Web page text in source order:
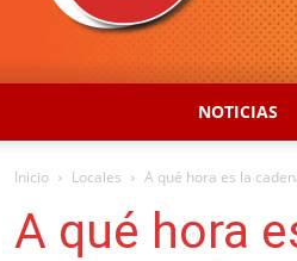
NOTICIAS
Inicio Locales A qué hora es la
A qué hora